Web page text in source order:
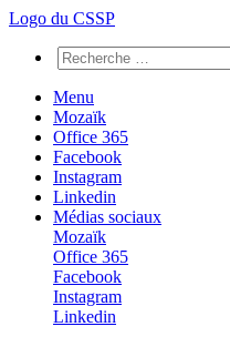
Logo du CSSP
Menu
Mozaïk
Office 365
Facebook
Instagram
Linkedin
Médias sociaux
Mozaïk
Office 365
Facebook
Instagram
Linkedin